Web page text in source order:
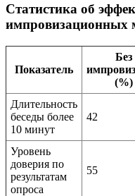
Статистика об
импровизационных
Показатель
Без
(%)
Длительность
беседы более
10 минут
42
Уровень
доверия по
результатам
опроса
55